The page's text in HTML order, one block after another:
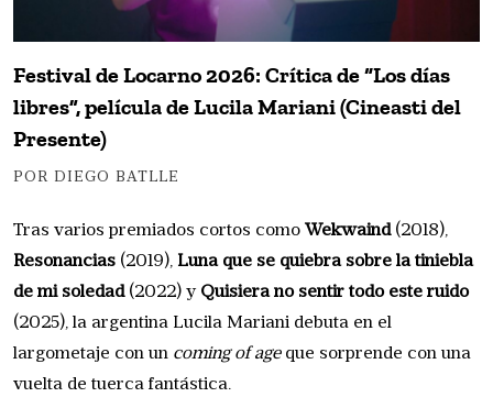
Festival de Locarno 2026: Crítica de “Los días
libres”, película de Lucila Mariani (Cineasti del
Presente)
POR DIEGO BATLLE
Tras varios premiados cortos como Wekwaind(2018),
Resonancias (2019), Luna que se quiebra sobre la tiniebla
de mi soledad(2022) y Quisiera no sentir todo este ruido
(2025), la argentina Lucila Mariani debuta en el
largometaje con un coming of ageque sorprende con una
vuelta de tuerca fantástica.